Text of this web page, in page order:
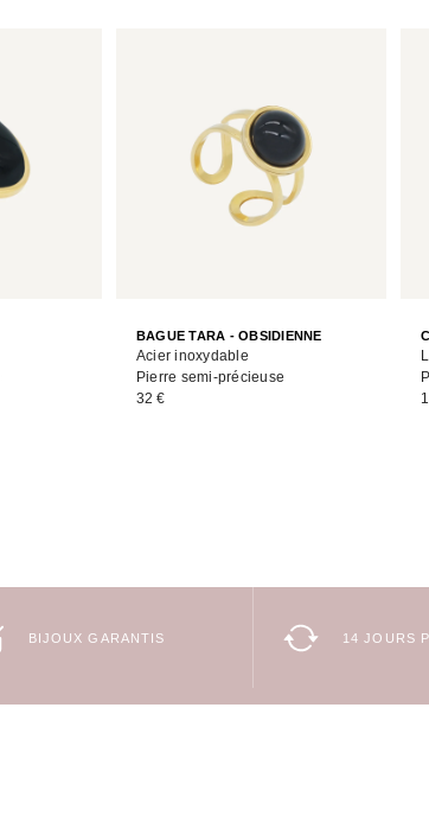
BAGUE TARA - OBSIDIENNE
Acier inoxydable
Pierre semi-précieuse
32 €
BIJOUX GARANTIS 14 JOURS